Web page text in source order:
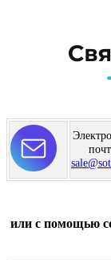
или с помощью